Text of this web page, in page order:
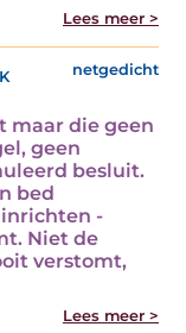
Lees meer >
netgedicht
maar die geen
geen
besluit.
bed
-
Niet de
verstomt,
Lees meer >